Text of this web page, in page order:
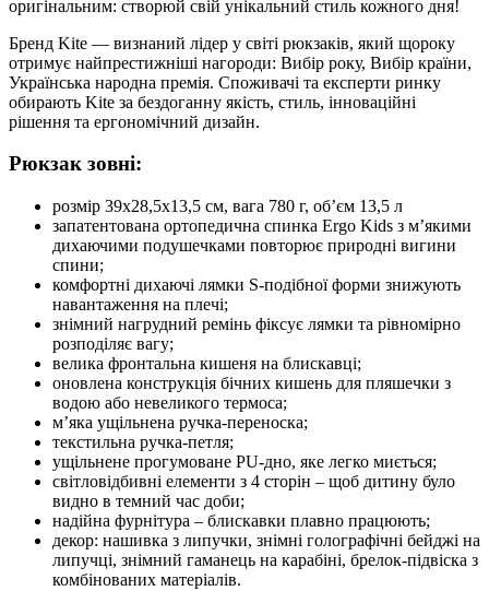
оригінальним: створюй свій унікальний стиль кожного дня!
Бренд Kite — визнаний лідер у світі рюкзаків, який щороку
отримує найпрестижніші нагороди: Вибір року, Вибір країни,
Українська народна премія. Споживачі та експерти ринку
обирають Kite за бездоганну якість, стиль, інноваційні
рішення та ергономічний дизайн.
Рюкзак зовні:
розмір 39х28,5х13,5 см, вага 780 г, об’єм 13,5 л
запатентована ортопедична спинка Ergo Kids з м’якими
дихаючими подушечками повторює природні вигини
спини;
комфортні дихаючі лямки S-подібної форми знижують
навантаження на плечі;
знімний нагрудний ремінь фіксує лямки та рівномірно
розподіляє вагу;
велика фронтальна кишеня на блискавці;
оновлена конструкція бічних кишень для пляшечки з
водою або невеликого термоса;
м’яка ущільнена ручка-переноска;
текстильна ручка-петля;
ущільнене прогумоване PU-дно, яке легко миється;
світловідбивні елементи з 4 сторін – щоб дитину було
видно в темний час доби;
надійна фурнітура – блискавки плавно працюють;
декор: нашивка з липучки, знімні голографічні бейджі на
липучці, знімний гаманець на карабіні, брелок-підвіска з
комбінованих матеріалів.